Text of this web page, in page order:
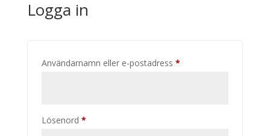
Logga in
Användarnamn eller e-postadress *Obligatoriskt
Lösenord *Obligatoriskt